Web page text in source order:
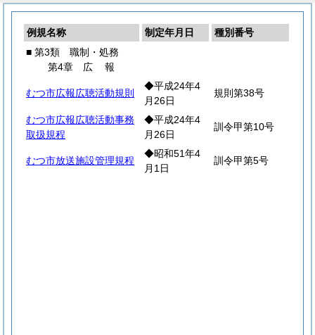
例規名称 制定年月日
種別番号
■ 第3類 職制・処務
第4章 広報
むつ市広報広聴活動規則
◆平成24年4
月26日
規則第38号
むつ市広報広聴活動事務
取扱規程
◆平成24年4
月26日
訓令甲第10号
むつ市放送施設管理規程
◆昭和51年4
月1日
訓令甲第5号